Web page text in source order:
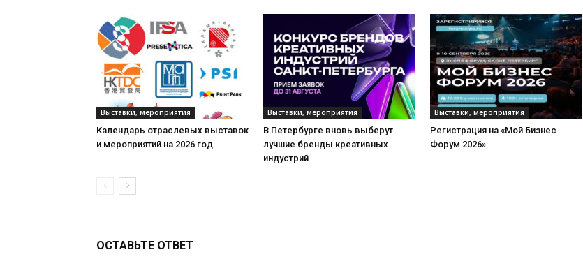
Выставки, мероприятия
Календарь отраслевых выставок
и мероприятий на 2026 год
Выставки, мероприятия
В Петербурге вновь выберут
лучшие бренды креативных
индустрий
Выставки, мероприятия
Регистрация на «Мой Бизнес
Форум 2026»
ОСТАВЬТЕ ОТВЕТ